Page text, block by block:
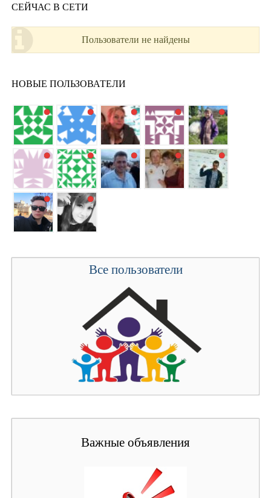
СЕЙЧАС В СЕТИ
Пользователи не найдены
НОВЫЕ ПОЛЬЗОВАТЕЛИ
Все пользователи
Важные объявления